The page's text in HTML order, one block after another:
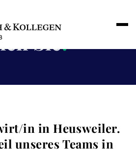
Sie!
in in Heusweiler.
unseres Teams in